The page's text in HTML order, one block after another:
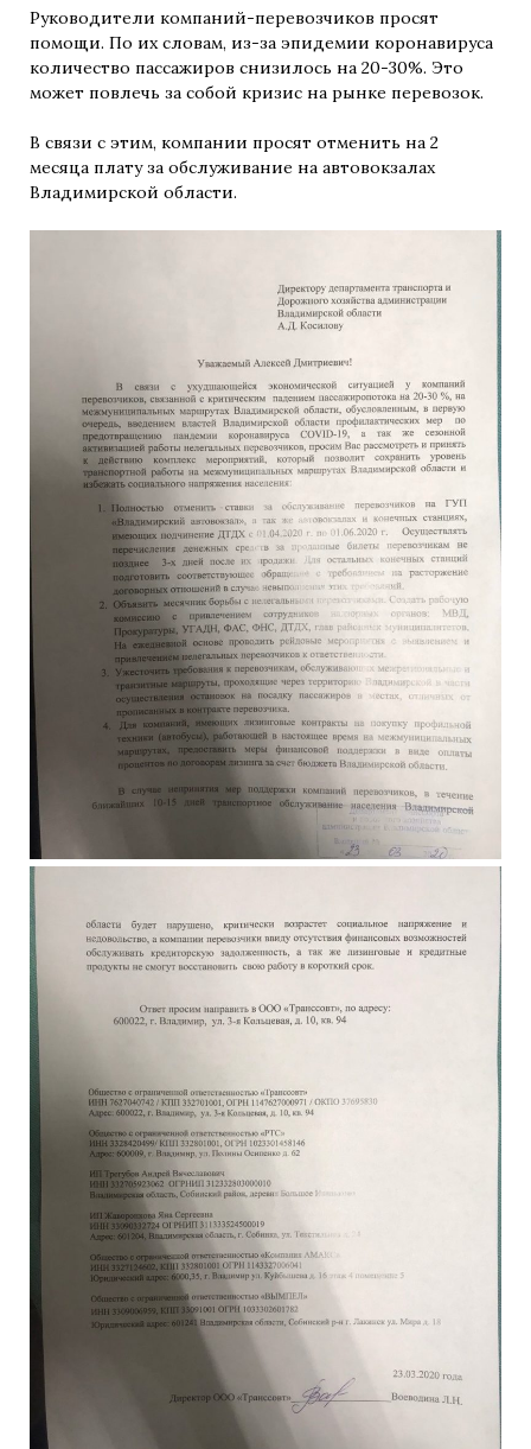
Руководители компаний-перевозчиков просят
помощи. По их словам, из-за эпидемии коронавируса
количество пассажиров снизилось на 20-30%. Это
может повлечь за собой кризис на рынке перевозок.
В связи с этим, компании просят отменить на 2
месяца плату за обслуживание на автовокзалах
Владимирской области.